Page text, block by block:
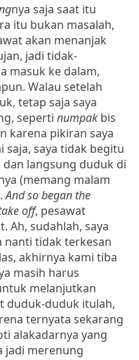
nya saja saat itu
itu bukan masalah,
akan menanjak
jadi tidak-
masuk ke dalam,
Walau setelah
tetap saja saya
seperti numpak bis
karena pikiran saya
saja, saya tidak begitu
langsung duduk di
(memang malam
And so began the
off, pesawat
Ah, sudahlah, saya
nanti tidak terkesan
akhirnya kami tiba
masih harus
melanjutkan
duduk-duduk itulah,
ternyata sekarang
alakadarnya yang
jadi merenung